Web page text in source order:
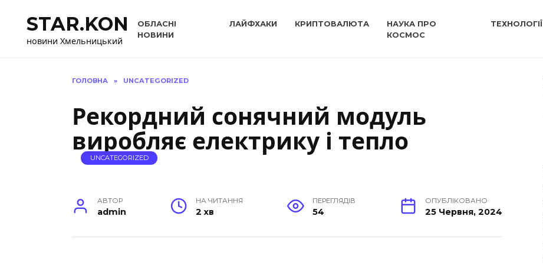
вмістуSTAR.KON
новини Хмельницький
ОБЛАСНІ
НОВИНИ
ЛАЙФХАКИ КРИПТОВАЛЮТА
НАУКА ПРО
КОСМОС
ТЕХНОЛОГІЇ
ГОЛОВНА » UNCATEGORIZED
Рекордний сонячний модуль
виробляє електрику і тепло
UNCATEGORIZED
АВТОР
admin
НА ЧИТАННЯ
2 хв
ПЕРЕГЛЯДІВ
54
ОПУБЛІКОВАНО
25 Червня, 2024